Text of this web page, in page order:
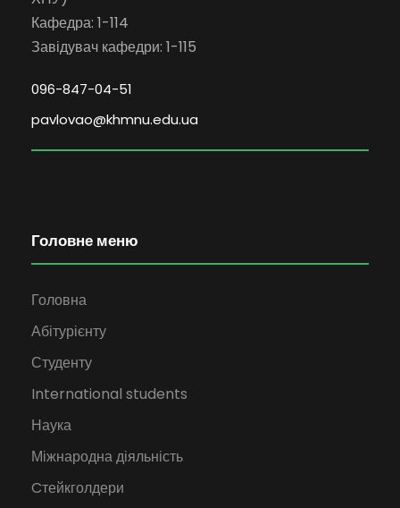
Кафедра: 1-114
Завідувач кафедри: 1-115
096-847-04-51
pavlovao@khmnu.edu.ua
Головне меню
Головна
Абітурієнту
Студенту
International students
Наука
Міжнародна діяльність
Cтейкголдери